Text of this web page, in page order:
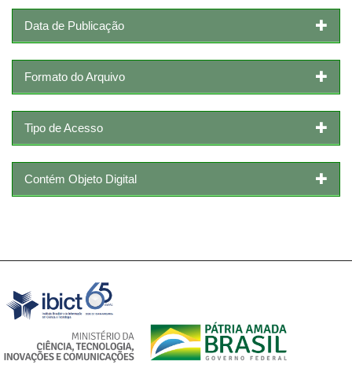
Data de Publicação
Formato do Arquivo
Tipo de Acesso
Contém Objeto Digital